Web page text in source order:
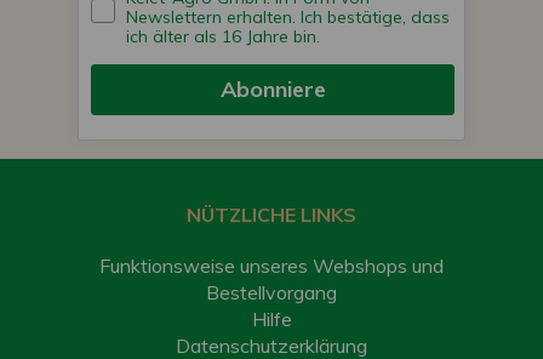
Newslettern erhalten. Ich bestätige, dass
ich älter als 16 Jahre bin.
Abonniere
NÜTZLICHE LINKS
Funktionsweise unseres Webshops und
Bestellvorgang
Hilfe
Datenschutzerklärung